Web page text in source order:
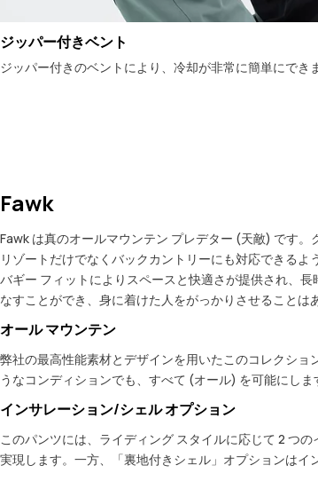
ジッパー付きベント
ジッパー付きのベントにより、冷却が非常に簡単にでき
Fawk
Fawk は真のオールマウンテン プレデター (天敵) です
リゾートだけでなくバックカントリーにも対応できる
バギー フィットによりスペースと快適さが提供され、
なすことができ、身に着けた人をがっかりさせることは
オール マウンテン
弊社の最高性能素材とデザインを用いたこのコレクシ
うなコンディションでも、すべて (オール) を可能にしま
インサレーション/シェル オプション
このパンツには、ライディング スタイルに応じて 2 つ
実現します。一方、「裏地付きシェル」オプションはイ